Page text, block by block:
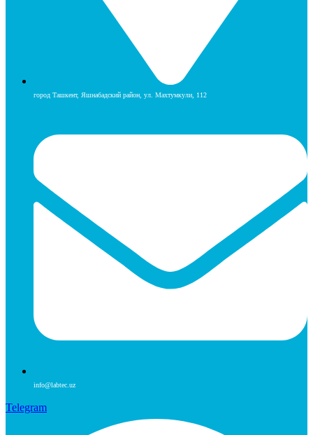
город Ташкент, Яшнабадский район, ул. Махтумкули, 112
info@labtec.uz
Telegram